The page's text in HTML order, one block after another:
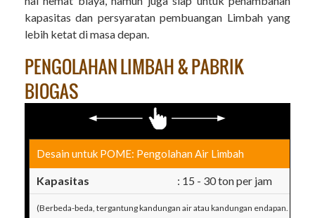
kapasitas dan persyaratan pembuangan Limbah yang
lebih ketat di masa depan.
PENGOLAHAN LIMBAH & PABRIK
BIOGAS
Desain untuk POME: Pengolahan Air Limbah
Kapasitas : 15 - 30 ton per jam
(Berbeda-beda, tergantung kandungan air atau kandungan endapan.